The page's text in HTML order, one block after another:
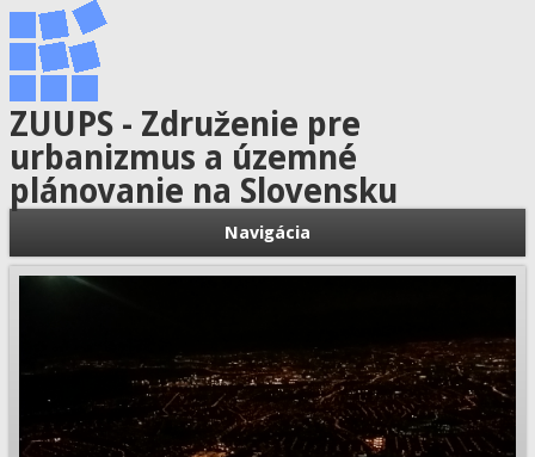
ZUUPS - Združenie pre
urbanizmus a územné
plánovanie na Slovensku
Navigácia